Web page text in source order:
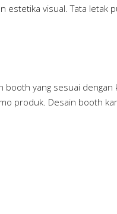
visual. Tata letak
booth yang sesuai dengan
produk. Desain booth